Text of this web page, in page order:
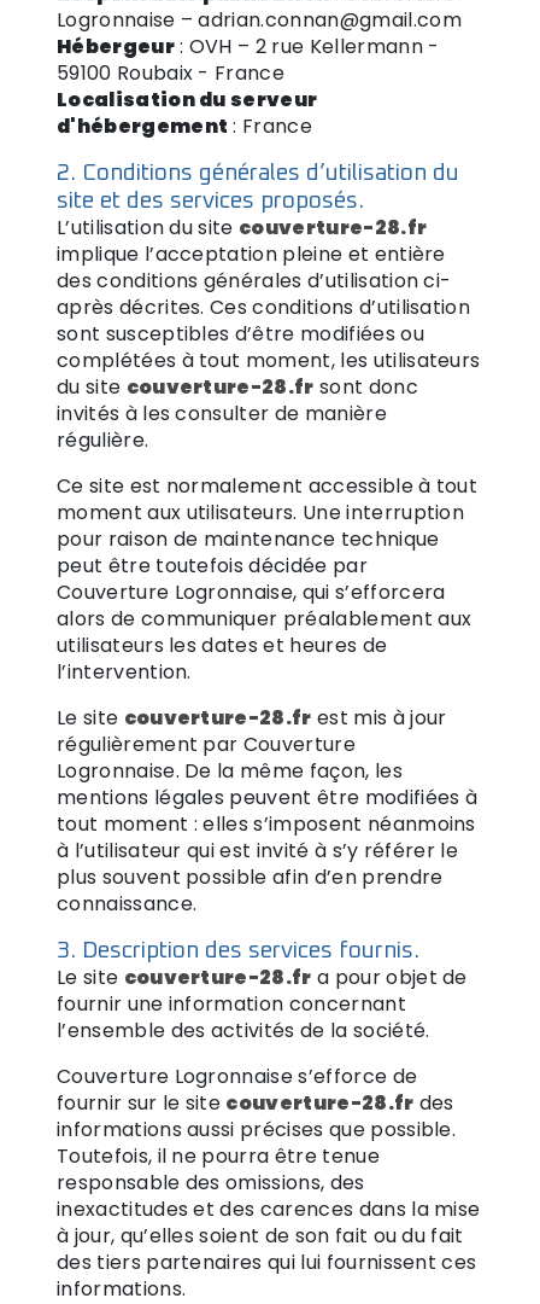
Logronnaise – adrian.connan@gmail.com
Hébergeur: OVH – 2 rue Kellermann -
59100 Roubaix - France
Localisation du serveur
d'hébergement : France
2. Conditions générales d’utilisation du
site et des services proposés.
L’utilisation du site couverture-28.fr
implique l’acceptation pleine et entière
des conditions générales d’utilisation ci-
après décrites. Ces conditions d’utilisation
sont susceptibles d’être modifiées ou
complétées à tout moment, les utilisateurs
du site couverture-28.fr sont donc
invités à les consulter de manière
régulière.
Ce site est normalement accessible à tout
moment aux utilisateurs. Une interruption
pour raison de maintenance technique
peut être toutefois décidée par
Couverture Logronnaise, qui s’efforcera
alors de communiquer préalablement aux
utilisateurs les dates et heures de
l’intervention.
Le site couverture-28.fr est mis à jour
régulièrement par Couverture
Logronnaise. De la même façon, les
mentions légales peuvent être modifiées à
tout moment : elles s’imposent néanmoins
à l’utilisateur qui est invité à s’y référer le
plus souvent possible afin d’en prendre
connaissance.
3. Description des services fournis.
Le site couverture-28.fr a pour objet de
fournir une information concernant
l’ensemble des activités de la société.
Couverture Logronnaise s’efforce de
fournir sur le site couverture-28.fr des
informations aussi précises que possible.
Toutefois, il ne pourra être tenue
responsable des omissions, des
inexactitudes et des carences dans la mise
à jour, qu’elles soient de son fait ou du fait
des tiers partenaires qui lui fournissent ces
informations.